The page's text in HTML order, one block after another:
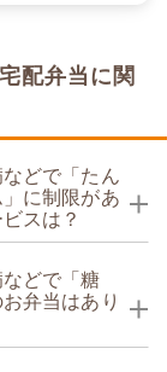
配弁当に関
どで「たん
に制限があ
スは？
どで「糖
弁当はあり